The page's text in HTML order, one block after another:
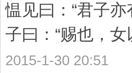
愠见曰：“君子
子曰：“赐也，
2015-1-30 20:51